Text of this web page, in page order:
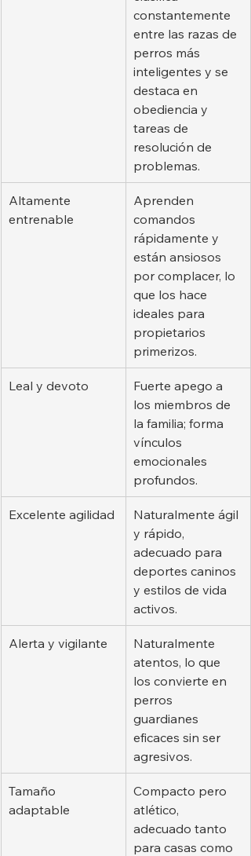
constantemente
entre las razas de
perros más
inteligentes y se
destaca en
obediencia y
tareas de
resolución de
problemas.
Altamente
entrenable
Aprenden
comandos
rápidamente y
están ansiosos
por complacer, lo
que los hace
ideales para
propietarios
primerizos.
Leal y devoto
Fuerte apego a
los miembros de
la familia; forma
vínculos
emocionales
profundos.
Excelente agilidad
Naturalmente ágil
y rápido,
adecuado para
deportes caninos
y estilos de vida
activos.
Alerta y vigilante
Naturalmente
atentos, lo que
los convierte en
perros
guardianes
eficaces sin ser
agresivos.
Tamaño
adaptable
Compacto pero
atlético,
adecuado tanto
para casas como